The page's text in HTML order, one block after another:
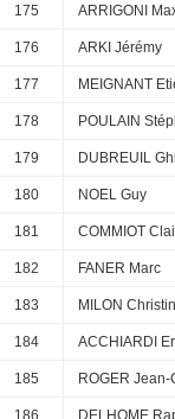
175 ARRIGONI
176 ARKI Jérémy
177 MEIGNANT
178 POULAIN
179 DUBREUIL
180 NOEL Guy
181 COMMIOT
182 FANER Marc
183 MILON
184 ACCHIARDI
185 ROGER
186 DELHOME